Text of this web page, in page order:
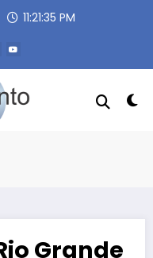
11:21:36 PM
Grande